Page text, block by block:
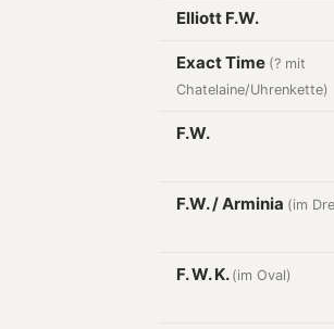
Elliott F.W.
Exact Time (? mit
Chatelaine/Uhrenkette)
F.W.
F.W. / Arminia (im
F. W. K. (im Oval)